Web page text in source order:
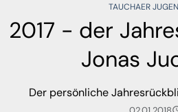
TAUCHAER
2017 - der
Jonas
Der persönliche